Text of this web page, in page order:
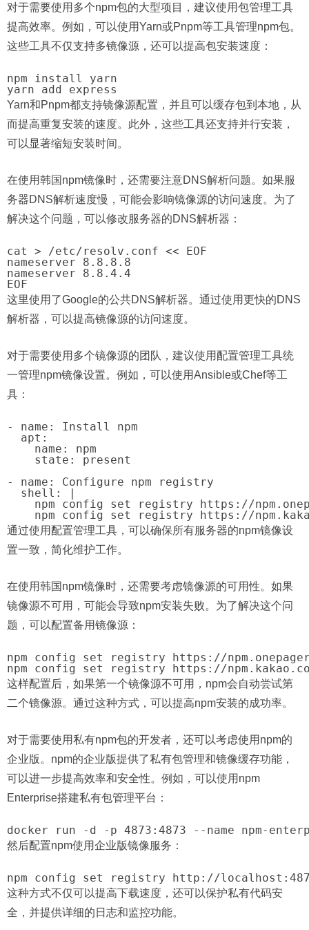
对于需要使用多个npm包的大型项目，建议使用包管理工具
提高效率。例如，可以使用Yarn或Pnpm等工具管理npm包。
这些工具不仅支持多镜像源，还可以提高包安装速度：
npm install yarn
Yarn和Pnpm都支持镜像源配置，并且可以缓存包到本地，从
而提高重复安装的速度。此外，这些工具还支持并行安装，
可以显著缩短安装时间。
在使用韩国npm镜像时，还需要注意DNS解析问题。如果服
务器DNS解析速度慢，可能会影响镜像源的访问速度。为了
解决这个问题，可以修改服务器的DNS解析器：
cat > /etc/resolv.conf << EOF
nameserver 8.8.8.8
nameserver 8.8.4.4
这里使用了Google的公共DNS解析器。通过使用更快的DNS
解析器，可以提高镜像源的访问速度。
对于需要使用多个镜像源的团队，建议使用配置管理工具统
一管理npm镜像设置。例如，可以使用Ansible或Chef等工
具：
- name: Install npm
  apt:
    name: npm
    state: present
- name: Configure npm registry
  shell: |
npm config set registry https://
通过使用配置管理工具，可以确保所有服务器的npm镜像设
置一致，简化维护工作。
在使用韩国npm镜像时，还需要考虑镜像源的可用性。如果
镜像源不可用，可能会导致npm安装失败。为了解决这个问
题，可以配置备用镜像源：
npm config set registry https://
这样配置后，如果第一个镜像源不可用，npm会自动尝试第
二个镜像源。通过这种方式，可以提高npm安装的成功率。
对于需要使用私有npm包的开发者，还可以考虑使用npm的
企业版。npm的企业版提供了私有包管理和镜像缓存功能，
可以进一步提高效率和安全性。例如，可以使用npm
Enterprise搭建私有包管理平台：
然后配置npm使用企业版镜像服务：
这种方式不仅可以提高下载速度，还可以保护私有代码安
全，并提供详细的日志和监控功能。